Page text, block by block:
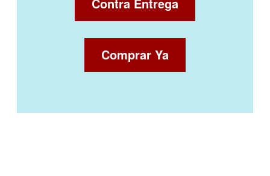
Contra Entrega
Comprar Ya